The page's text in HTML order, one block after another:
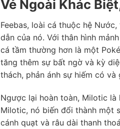
Vẻ Ngoài Khác
Feebas, loài cá thuộc hệ
dẫn của nó. Với thân hình
cá tầm thường hơn là một
tăng thêm sự bất ngờ và kỳ
thách, phản ánh sự hiếm có
Ngược lại hoàn toàn, Milotic là
Milotic, nó biến đổi thành một
cánh quạt và râu dài thanh